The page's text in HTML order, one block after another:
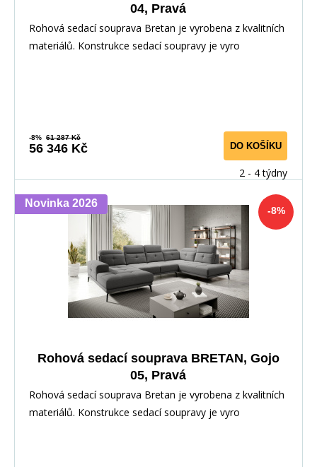
04, Pravá
Rohová sedací souprava Bretan je vyrobena z kvalitních
materiálů. Konstrukce sedací soupravy je vyro
-8% 61 287 Kč
56 346 Kč DO KOŠÍKU
2 - 4 týdny
-8%
Novinka 2026
Rohová sedací souprava BRETAN, Gojo
05, Pravá
Rohová sedací souprava Bretan je vyrobena z kvalitních
materiálů. Konstrukce sedací soupravy je vyro